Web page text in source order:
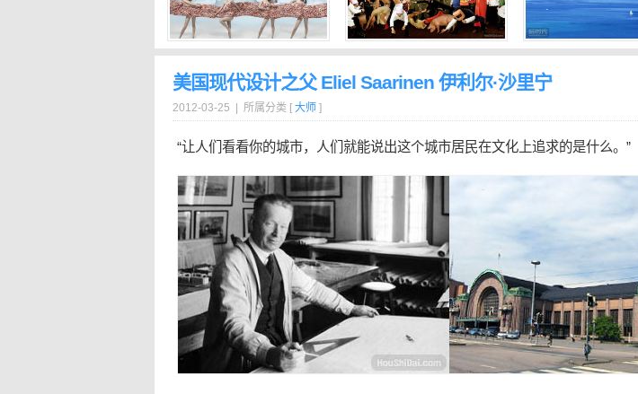
美国现代设计之父 Eliel Saarinen 伊利尔·沙里宁
2012-03-25 | 所属分类 [ 大师 ]
“让人们看看你的城市，人们就能说出这个城市居民在文化上追求的是什么。”